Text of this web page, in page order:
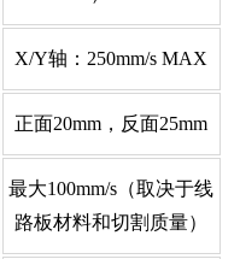
X/Y轴：250mm/s MAX
正面20mm，反面25mm
最大100mm/s（取决于线
路板材料和切割质量）